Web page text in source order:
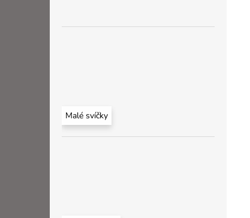
Malé svíčky